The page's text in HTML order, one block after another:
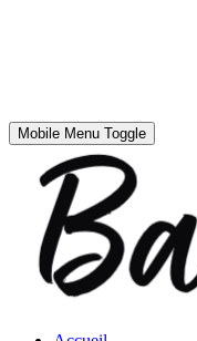
Mobile Menu Toggle